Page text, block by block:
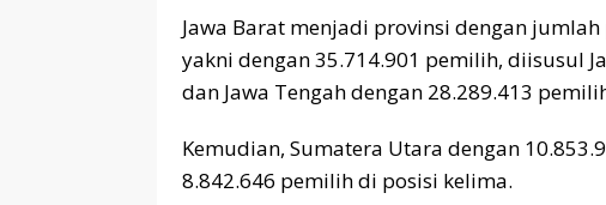
Jawa Barat menjadi provinsi dengan
yakni dengan 35.714.901 pemilih, diisusul
dan Jawa Tengah dengan 28.289.413
Kemudian, Sumatera Utara dengan
8.842.646 pemilih di posisi kelima.